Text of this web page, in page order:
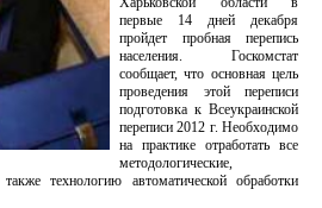
первые 14 дней декабря
пройдет пробная перепись
населения. Госкомстат
сообщает, что основная цель
проведения этой переписи
подготовка к Всеукраинской
переписи 2012 г. Необходимо
на практике отработать все
методологические,
технологию автоматической обработки